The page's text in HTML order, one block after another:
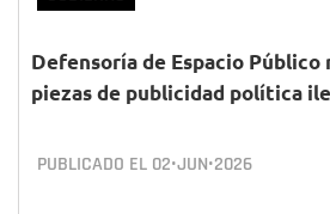
Defensoría de Espacio
piezas de publicidad política
PUBLICADO EL 02•JUN•2026